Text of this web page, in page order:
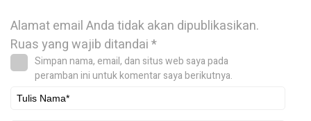
Alamat email Anda tidak akan dipublikasikan.
Ruas yang wajib ditandai*
Simpan nama, email, dan situs web saya pada
peramban ini untuk komentar saya berikutnya.